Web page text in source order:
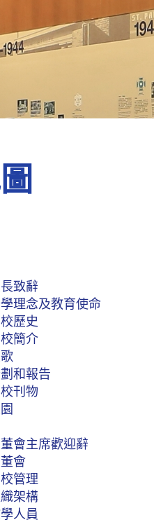
致辭
理念及教育使命
歷史
簡介
和報告
刊物
會主席歡迎辭
會
管理
架構
人員